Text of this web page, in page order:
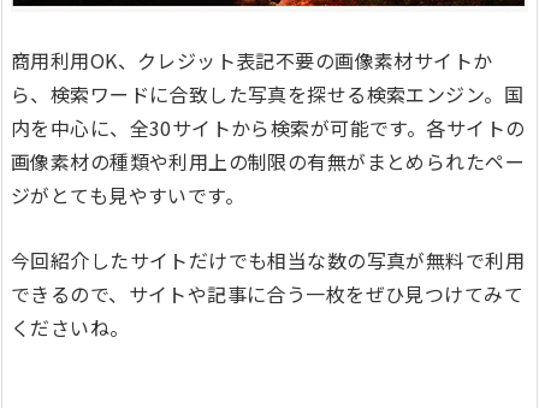
商用利用OK、クレジット表記不要の画像素材サイトか
ら、検索ワードに合致した写真を探せる検索エンジン。国
内を中心に、全30サイトから検索が可能です。各サイトの
画像素材の種類や利用上の制限の有無がまとめられたペー
ジがとても見やすいです。
今回紹介したサイトだけでも相当な数の写真が無料で利用
できるので、サイトや記事に合う一枚をぜひ見つけてみて
くださいね。